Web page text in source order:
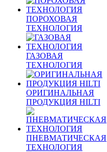
ПОРОХОВАЯ
ТЕХНОЛОГИЯ
ГАЗОВАЯ
ТЕХНОЛОГИЯ
ОРИГИНАЛЬНАЯ
ПРОДУКЦИЯ HILTI
ПНЕВМАТИЧЕСКАЯ
ТЕХНОЛОГИЯ